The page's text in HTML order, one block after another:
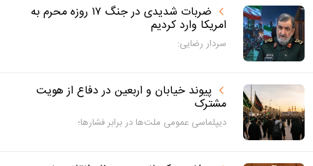
ضربات شدیدی در جنگ ۱۷ روزه محرم به
امریکا وارد کردیم
سردار رضایی:
پیوند خیابان و اربعین در دفاع از هویت
مشترک
دیپلماسی عمومی ملت‌ها در برابر فشارها؛